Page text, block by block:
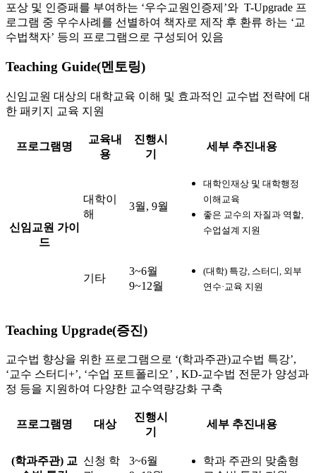
포상 및 인증패를 부여하는 ‘우수교원인증제’와 T-Upgrade 프
로그램 중 우수사례를 선별하여 책자로 제작 후 환류 하는 ‘교
수법책자’ 등의 프로그램으로 구성되어 있음
Teaching Guide(멘토링)
신임교원 대상의 대학교육 이해 및 효과적인 교수법 전략에 대
한 패키지 교육 지원
프로그램명
교육내
용
진행시
기
세부 추진내용
신임교원 가이
드
대학이
해
3월, 9월
대학인재상 및 대학행정
이해교육
좋은 교수의 자질과 역할,
수업설계 지원
기타
3~6월
9~12월
(대학) 특강, 스터디, 외부
연수·교육 지원
Teaching Upgrade(증진)
교수법 향상을 위한 프로그램으로 ‘(학과주관)교수법 특강’,
‘교수 스터디+’, ‘수업 포트폴리오’ , KD-교수법 전문가 양성과
정 등을 지원하여 다양한 교수역량강화 구축
프로그램명 대상
진행시
기
세부 추진내용
(학과주관) 교 신청 학
3~6월
학과 주관의 맞춤형